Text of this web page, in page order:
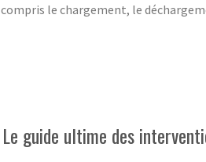
compris le chargement, le
Le guide ultime des